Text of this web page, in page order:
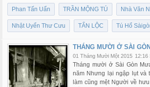
Phan Tấn Uẩn TRẦN MỘNG TÚ Nhà Văn
Nhật Uyển Thư Cưu TẤN LỘC Tú Hổ
THÁNG MƯỜI Ở SÀI GÒN
01 Tháng Mười Một 2015 12:16
Tháng mười ở Sài Gòn
năm Nhưng lại ngập lụt và
làm cũng mệt Người về